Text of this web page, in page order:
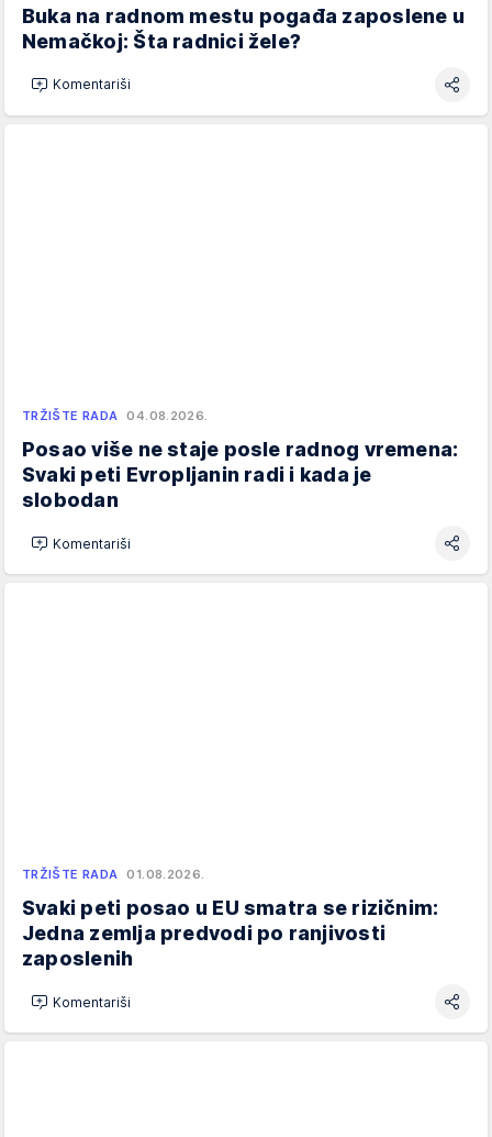
Buka na radnom mestu pogađa zaposlene u
Nemačkoj: Šta radnici žele?
Komentariši
TRŽIŠTE RADA 04.08.2026.
Posao više ne staje posle radnog vremena:
Svaki peti Evropljanin radi i kada je
slobodan
Komentariši
TRŽIŠTE RADA 01.08.2026.
Svaki peti posao u EU smatra se rizičnim:
Jedna zemlja predvodi po ranjivosti
zaposlenih
Komentariši